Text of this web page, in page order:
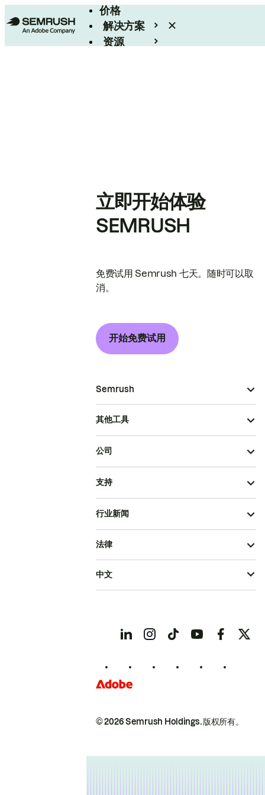
价格
解决方案
资源
立即开始体验
SEMRUSH
免费试用 Semrush 七天。随时可以取
消。
开始免费试用
Semrush
其他工具
公司
支持
行业新闻
© 2026 Semrush Holdings.版权所有。
法律
中文